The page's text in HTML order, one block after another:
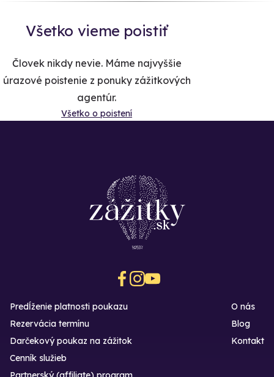
Všetko vieme poistiť
Človek nikdy nevie. Máme najvyššie
úrazové poistenie z ponuky zážitkových
agentúr.
Všetko o poistení
Predĺženie platnosti poukazu
Rezervácia termínu
Darčekový poukaz na zážitok
O nás
Blog
Kontakt
Cenník služieb